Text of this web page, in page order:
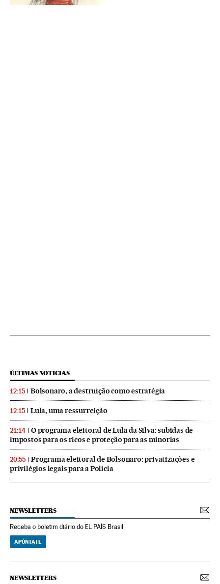
ÚLTIMAS NOTICIAS
12:15 Bolsonaro, a destruição como estratégia
12:15 Lula, uma ressurreição
21:14
O programa eleitoral de Lula da Silva: subidas de
impostos para os ricos e proteção para as minorias
20:55
Programa eleitoral de Bolsonaro: privatizações e
privilégios legais para a Polícia
NEWSLETTERS
Receba o boletim diário do EL PAÍS Brasil
APÚNTATE
NEWSLETTERS